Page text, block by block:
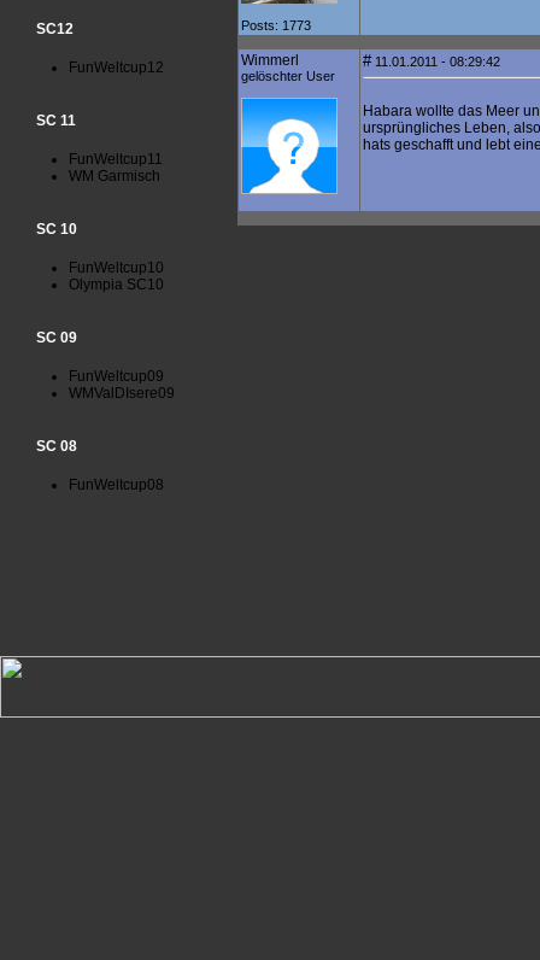
SC12
FunWeltcup12
SC 11
FunWeltcup11
WM Garmisch
SC 10
FunWeltcup10
Olympia SC10
SC 09
FunWeltcup09
WMValDIsere09
SC 08
FunWeltcup08
Posts: 1773
Wimmerl
gelöschter User
#11.01.2011 - 08:29:42
Habara wollte das Meer
ursprüngliches Leben,
hats geschafft und lebt